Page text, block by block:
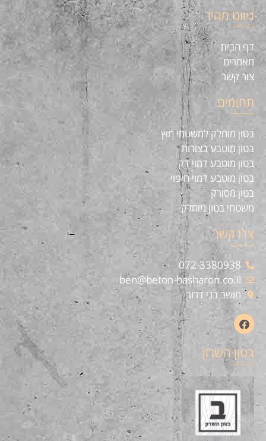
ניווט מהיר
דף הבית
מאמרים
צור קשר
תחומים
בטון מוחלק למשטחי חוץ
בטון מוטבע בצורות
בטון מוטבע דמוי דק
בטון מוטבע דמוי חיפוי
בטון מסורק
משטחי בטון מוחלק
צרו קשר
072-3380938
ben@beton-hasharon.co.il
מושב בני דרור
בטון השרון